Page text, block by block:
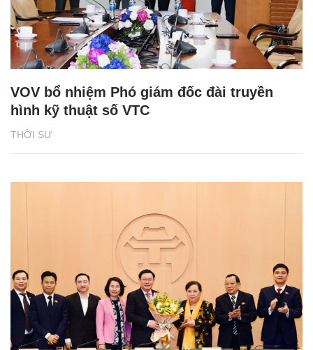
THỜI SỰ
VOV bổ nhiệm Phó giám đốc đài truyền
hình kỹ thuật số VTC